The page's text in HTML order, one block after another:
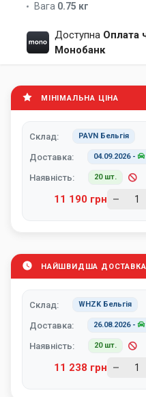
Вага 0.75 кг
Доступна Оплата
Монобанк
МІНІМАЛЬНА ЦІНА
Склад: PAVN Бельгія
Доставка: 04.09.2026-
Наявність: 20 шт.
11 190 грн
НАЙШВИДША ДОСТАВКА
Склад: WHZK Бельгія
Доставка: 26.08.2026-
Наявність: 20 шт.
11 238 грн